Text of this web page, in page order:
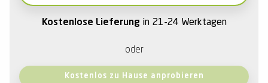
Kostenlose Lieferung in 21-24 Werktagen
oder
Kostenlos zu Hause anprobieren